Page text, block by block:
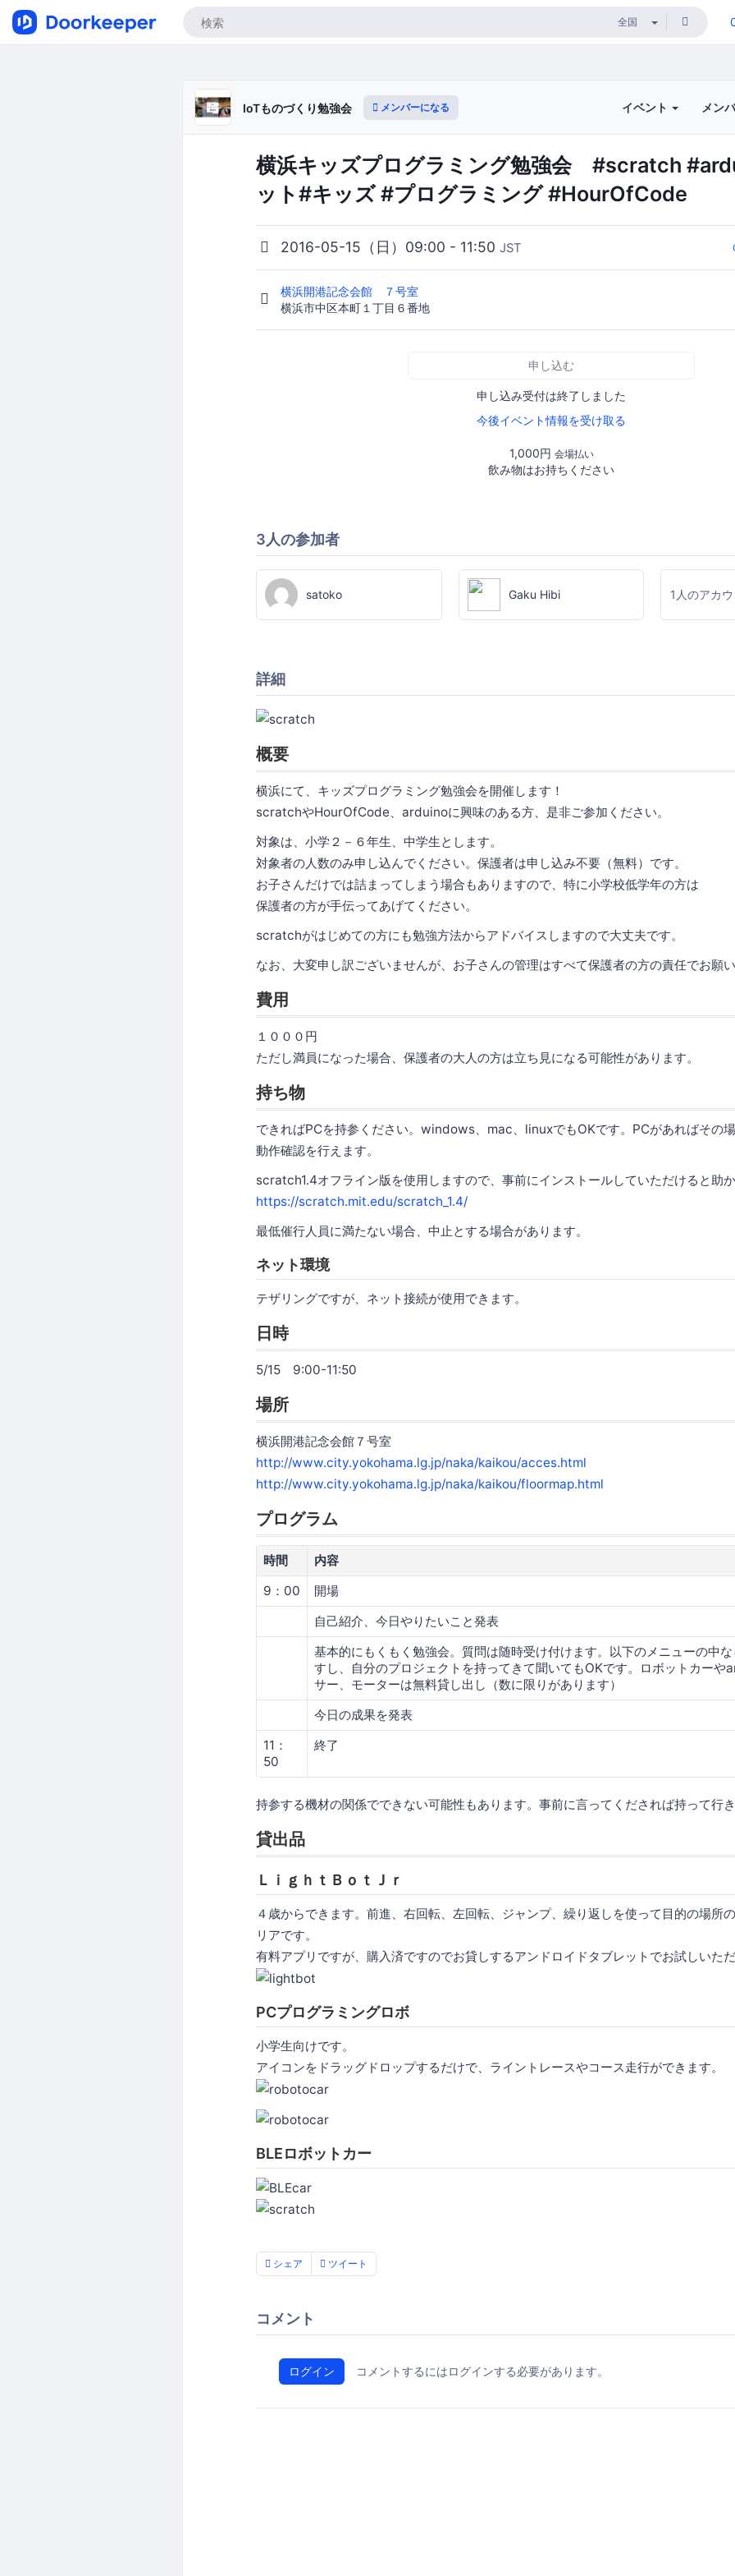
IoTものづくり勉強会 メンバーになる イベント メン
横浜キッズプログラミング勉強会 #scratch
ット#キッズ #プログラミング #HourOfCode
2016-05-15（日）09:00 - 11:50 JST
横浜開港記念会館 ７号室
横浜市中区本町１丁目６番地
申し込む
申し込み受付は終了しました
今後イベント情報を受け取る
1,000円 会場払い
飲み物はお持ちください
3人の参加者
satoko Gaku Hibi 1人のアカ
詳細
概要
横浜にて、キッズプログラミング勉強会を開催します！
scratchやHourOfCode、arduinoに興味のある方、是非ご参加ください。
対象は、小学２－６年生、中学生とします。
対象者の人数のみ申し込んでください。保護者は申し込み不要（無料）です。
お子さんだけでは詰まってしまう場合もありますので、特に小学校低学年の方は
保護者の方が手伝ってあげてください。
scratchがはじめての方にも勉強方法からアドバイスしますので大丈夫です。
なお、大変申し訳ございませんが、お子さんの管理はすべて保護者の方の責任でお願い
費用
１０００円
ただし満員になった場合、保護者の大人の方は立ち見になる可能性があります。
持ち物
できればPCを持参ください。windows、mac、linuxでもOKです。PCがあればその場
動作確認を行えます。
scratch1.4オフライン版を使用しますので、事前にインストールしていただけると助か
https://scratch.mit.edu/scratch_1.4/
最低催行人員に満たない場合、中止とする場合があります。
ネット環境
テザリングですが、ネット接続が使用できます。
日時
5/15 9:00-11:50
場所
横浜開港記念会館７号室
http://www.city.yokohama.lg.jp/naka/kaikou/acces.html
http://www.city.yokohama.lg.jp/naka/kaikou/floormap.html
プログラム
時間
内容
9：00
開場
自己紹介、今日やりたいこと発表
基本的にもくもく勉強会。質問は随時受け付けます。以下のメニューの中
すし、自分のプロジェクトを持ってきて聞いてもOKです。ロボットカーや
サー、モーターは無料貸し出し（数に限りがあります）
今日の成果を発表
11：
50
終了
持参する機材の関係でできない可能性もあります。事前に言ってくだされば持って行き
貸出品
ＬｉｇｈｔＢｏｔＪｒ
４歳からできます。前進、右回転、左回転、ジャンプ、繰り返しを使って目的の場所
リアです。
有料アプリですが、購入済ですのでお貸しするアンドロイドタブレットでお試しいただ
PCプログラミングロボ
小学生向けです。
アイコンをドラッグドロップするだけで、ライントレースやコース走行ができます。
BLEロボットカー
シェア ツイート
コメント
ログイン コメントするにはログインする必要があります。